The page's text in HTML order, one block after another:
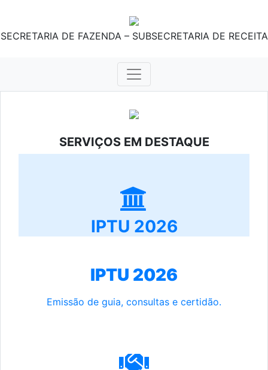
SECRETARIA DE FAZENDA – SUBSECRETARIA DE RECEITA
SERVIÇOS EM DESTAQUE
IPTU 2026
IPTU 2026
Emissão de guia, consultas e certidão.